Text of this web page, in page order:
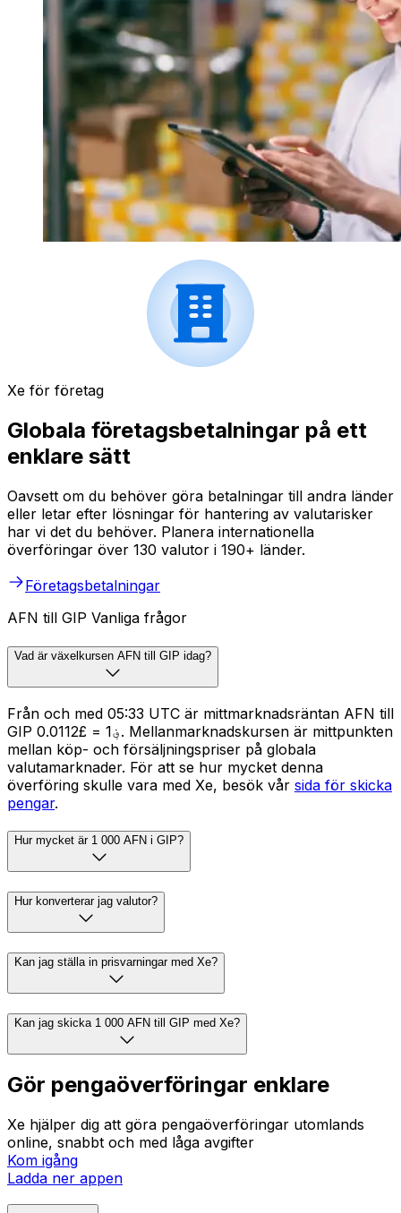
Xe för företag
Globala företagsbetalningar på ett
enklare sätt
Oavsett om du behöver göra betalningar till andra länder
eller letar efter lösningar för hantering av valutarisker
har vi det du behöver. Planera internationella
överföringar över 130 valutor i 190+ länder.
Företagsbetalningar
AFN till GIP Vanliga frågor
Vad är växelkursen AFN till GIP idag?
Från och med 05:33 UTC är mittmarknadsräntan AFN till
GIP ؋1 = £0.0112. Mellanmarknadskursen är mittpunkten
mellan köp- och försäljningspriser på globala
valutamarknader. För att se hur mycket denna
överföring skulle vara med Xe, besök vår sida för skicka
pengar.
Hur mycket är 1 000 AFN i GIP?
Hur konverterar jag valutor?
Kan jag ställa in prisvarningar med Xe?
Kan jag skicka 1 000 AFN till GIP med Xe?
Gör pengaöverföringar enklare
Xe hjälper dig att göra pengaöverföringar utomlands
online, snabbt och med låga avgifter
Kom igång
Ladda ner appen